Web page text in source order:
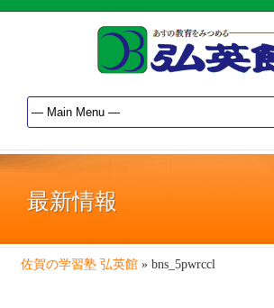
最新情報
佐賀の学習塾 弘英館 » bns_5pwrccl